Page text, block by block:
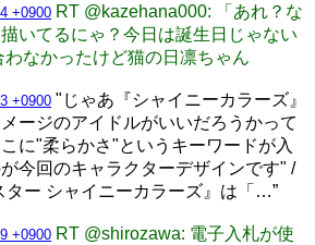
+0900 RT @kazehana000: 「あれ？な
いてるにゃ？今日は誕生日じゃない
わなかったけど猫の日凛ちゃん
+0900 "じゃあ『シャイニーカラーズ』
ージのアイドルがいいだろうかって
に"柔らかさ"というキーワードが入
今回のキャラクターデザインです" /
ター シャイニーカラーズ』は「…”
+0900 RT @shirozawa: 電子入札が使